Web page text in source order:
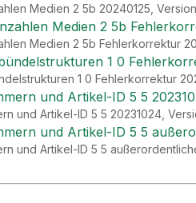
Medien 2 5b 20240125,
Medien 2 5b
Medien 2 5b Fehlerkorrektur
1 0
1 0 Fehlerkorrektur
und Artikel-ID 5 5
und Artikel-ID 5 5 20231024,
und Artikel-ID 5 5
und Artikel-ID 5 5